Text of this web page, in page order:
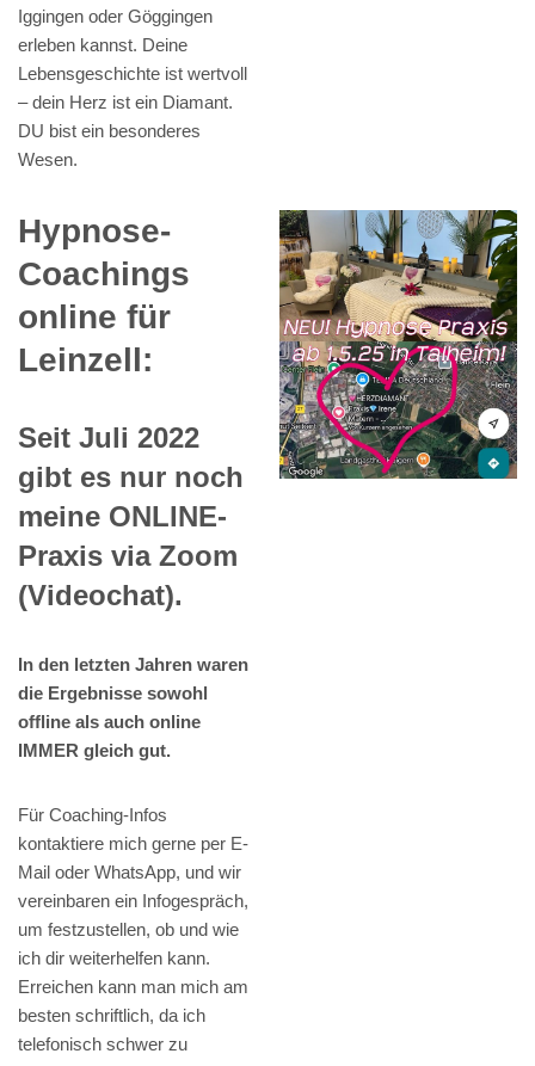
Iggingen oder Göggingen
erleben kannst. Deine
Lebensgeschichte ist wertvoll
– dein Herz ist ein Diamant.
DU bist ein besonderes
Wesen.
Hypnose-
Coachings
online für
Leinzell:
Seit Juli 2022
gibt es nur noch
meine ONLINE-
Praxis via Zoom
(Videochat).
In den letzten Jahren waren
die Ergebnisse sowohl
offline als auch online
IMMER gleich gut.
Für Coaching-Infos
kontaktiere mich gerne per E-
Mail oder WhatsApp, und wir
vereinbaren ein Infogespräch,
um festzustellen, ob und wie
ich dir weiterhelfen kann.
Erreichen kann man mich am
besten schriftlich, da ich
telefonisch schwer zu